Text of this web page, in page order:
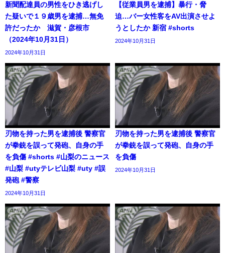
新聞配達員の男性をひき逃げし
た疑いで１９歳男を逮捕…無免
許だったか 滋賀・彦根市
（2024年10月31日）
2024年10月31日
【従業員男を逮捕】暴行・脅
迫…バー女性客をAV出演させよ
うとしたか 新宿 #shorts
2024年10月31日
刃物を持った男を逮捕後 警察官
が拳銃を誤って発砲、自身の手
を負傷 #shorts #山梨のニュース
#山梨 #utyテレビ山梨 #uty #誤
発砲 #警察
2024年10月31日
刃物を持った男を逮捕後 警察官
が拳銃を誤って発砲、自身の手
を負傷
2024年10月31日